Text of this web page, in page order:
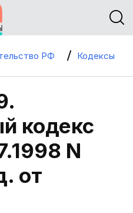
РФ Кодексы
кодекс
N
от